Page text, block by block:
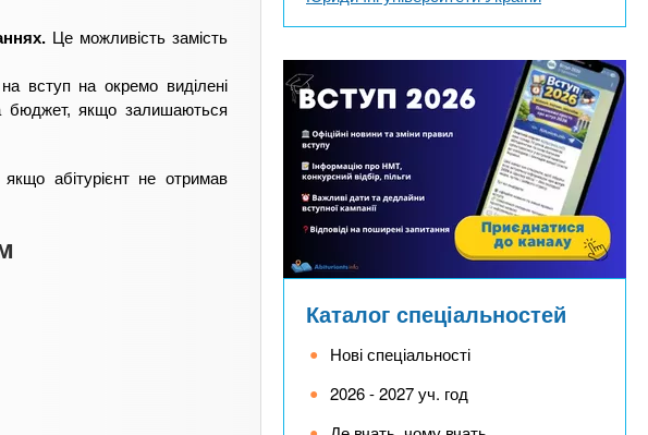
Це можливість замість
вступ на окремо виділені
бюджет, якщо залишаються
абітурієнт не отримав
Каталог спеціальностей
Нові спеціальності
2026 - 2027 уч. год